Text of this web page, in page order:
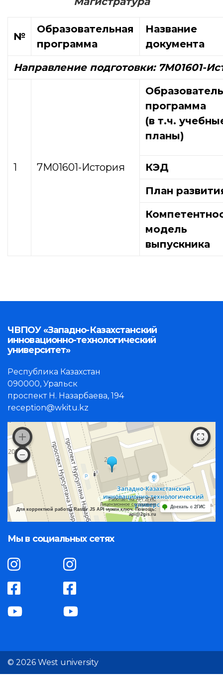
№
Образовательная
программа
Название
документа
Направление подготовки: 7М01601-
1 7М01601-История
программа
(в т.ч.
планы)
КЭД
План
модель
выпускника
ЧВПОУ «Западно-Казахстанский
инновационно-технологический
университет»
Республика Казахстан
090000, Уральск
проспект Н. Назарбаева, 194
reception@wkitu.kz
Работает на API 2ГИС
Лицензионное соглашение
Для корректной работы Raster JS API нужен ключ. Помощь:
api@2gis.ru
Доехать с 2ГИС
Мы в социальных сетях
© 2026 West university